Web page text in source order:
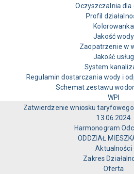
Oczyszczalnia dla
Profil
Kolorowanka
Jakość wody
Zaopatrzenie w
Jakość usług
System
Regulamin dostarczania wody i
Schemat zestawu
WPI
Zatwierdzenie wniosku taryfowego
13.06.2024
Harmonogram
ODDZIAŁ
Aktualności
Zakres
Oferta